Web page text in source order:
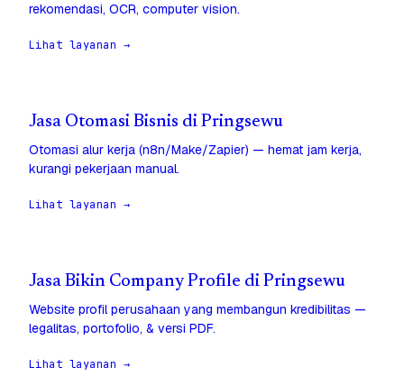
rekomendasi, OCR, computer vision.
Lihat layanan →
Jasa Otomasi Bisnis di Pringsewu
Otomasi alur kerja (n8n/Make/Zapier) — hemat jam kerja,
kurangi pekerjaan manual.
Lihat layanan →
Jasa Bikin Company Profile di Pringsewu
Website profil perusahaan yang membangun kredibilitas —
legalitas, portofolio, & versi PDF.
Lihat layanan →